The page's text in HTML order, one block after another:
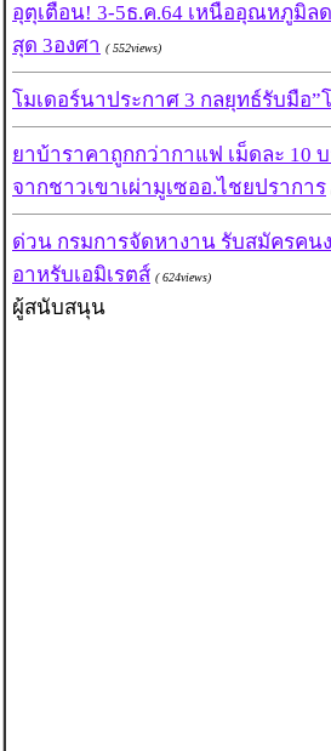
อุตุเตือน! 3-5ธ.ค.64 เหนืออุณหภูมิล
สุด 3องศา ( 552views)
โมเดอร์นาประกาศ 3 กลยุทธ์รับมือ”
ยาบ้าราคาถูกกว่ากาแฟ เม็ดละ 10
จากชาวเขาเผ่ามูเซออ.ไชยปราการ
ด่วน กรมการจัดหางาน รับสมัครคน
อาหรับเอมิเรตส์ ( 624views)
ผู้สนับสนุน